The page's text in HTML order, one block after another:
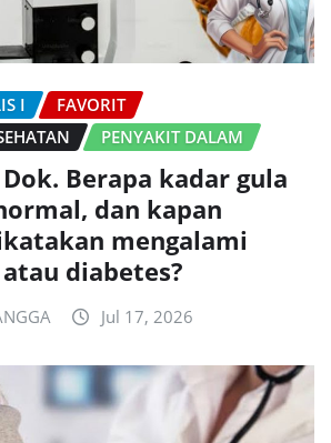
I
FAVORIT
PENYAKIT DALAM
Berapa kadar gula
dan kapan
mengalami
diabetes?
Jul 17, 2026